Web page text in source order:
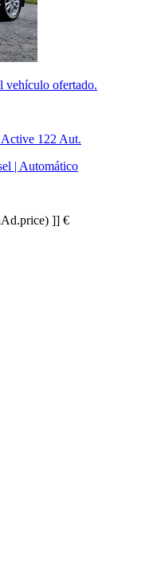
vehículo ofertado.
122 Aut.
| Automático
]] €